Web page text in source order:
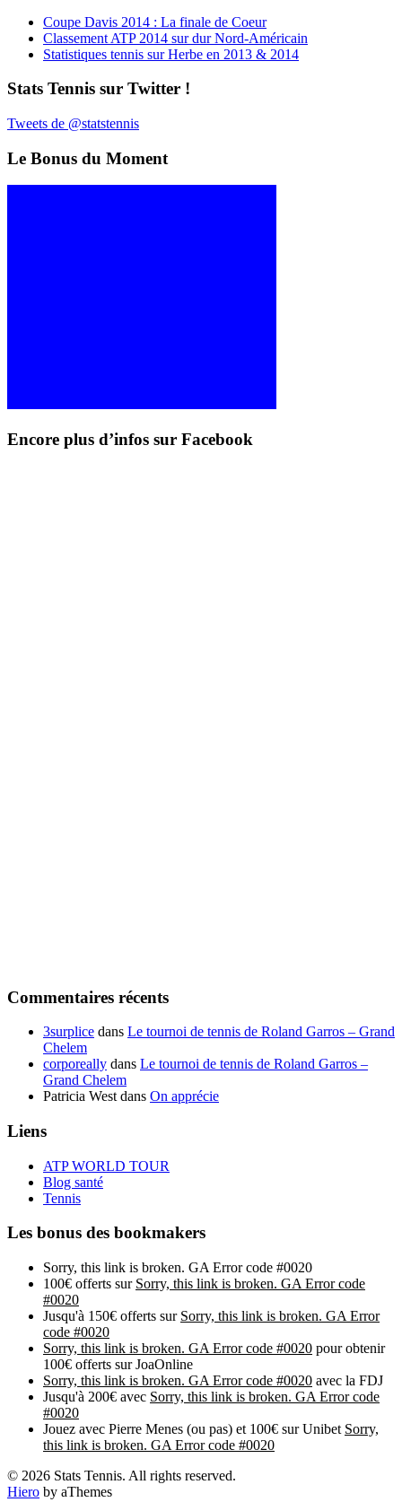
Coupe Davis 2014 : La finale de Coeur
Classement ATP 2014 sur dur Nord-Américain
Statistiques tennis sur Herbe en 2013 & 2014
Stats Tennis sur Twitter !
Tweets de @statstennis
Le Bonus du Moment
Encore plus d’infos sur Facebook
Commentaires récents
3surplice dans Le tournoi de tennis de Roland Garros – Grand
Chelem
corporeally dans Le tournoi de tennis de Roland Garros –
Grand Chelem
Patricia West dans On apprécie
Liens
ATP WORLD TOUR
Blog santé
Tennis
Les bonus des bookmakers
Sorry, this link is broken. GA Error code #0020
100€ offerts sur Sorry, this link is broken. GA Error code
#0020
Jusqu'à 150€ offerts sur Sorry, this link is broken. GA Error
code #0020
Sorry, this link is broken. GA Error code #0020 pour obtenir
100€ offerts sur JoaOnline
Sorry, this link is broken. GA Error code #0020 avec la FDJ
Jusqu'à 200€ avec Sorry, this link is broken. GA Error code
#0020
Jouez avec Pierre Menes (ou pas) et 100€ sur Unibet Sorry,
this link is broken. GA Error code #0020
© 2026 Stats Tennis. All rights reserved.
Hiero by aThemes